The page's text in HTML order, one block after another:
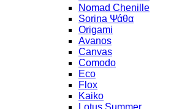
Nomad Chenille
Sorina Ψάθα
Origami
Avanos
Canvas
Comodo
Eco
Flox
Kaiko
Lotus Summer